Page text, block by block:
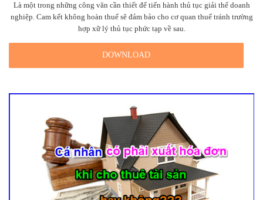
Là một trong những công văn cần thiết để tiến hành thủ tục giải thể doanh
nghiệp. Cam kết không hoàn thuế sẽ đảm bảo cho cơ quan thuế tránh trường
hợp xữ lý thủ tục phức tạp về sau.
DOWNLOAD